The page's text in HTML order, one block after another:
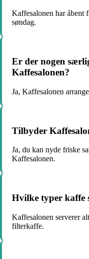
Kaffesalonen har åbent
søndag.
Er der nogen
Kaffesalonen?
Ja, Kaffesalonen
Tilbyder
Ja, du kan nyde friske
Kaffesalonen.
Hvilke typer kaffe
Kaffesalonen serverer
filterkaffe.